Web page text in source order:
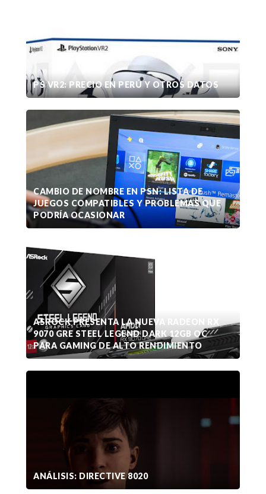
PS VR2: PRECIO EN PERÚ Y OTROS DATOS
CAMBIO DE NOMBRE EN PSN: LISTA DE
JUEGOS COMPATIBLES Y PROBLEMAS QUE
PODRÍA OCASIONAR
ASROCK PRESENTA LA NUEVA RADEON RX
9070 GRE STEEL LEGEND DARK 12GB OC
PARA GAMING DE ALTO RENDIMIENTO
ANÁLISIS: DIRECTIVE 8020